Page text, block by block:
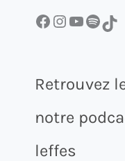
Facebook InstagramYouTube Spotify TikTok
Retrouvez
notre
leffes